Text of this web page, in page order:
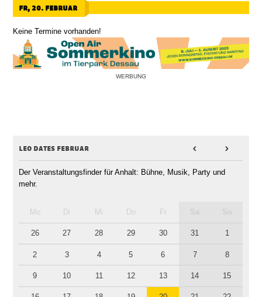
fr, 20. februar
Keine Termine vorhanden!
WERBUNG
leo dates februar < >
Der Veranstaltungsfinder für Anhalt: Bühne, Musik, Party und
mehr.
Mo Di Mi Do Fr
26 27 28 29 30 31 1
2 3 4 5 6 7 8
9 10 11 12 13 14 15